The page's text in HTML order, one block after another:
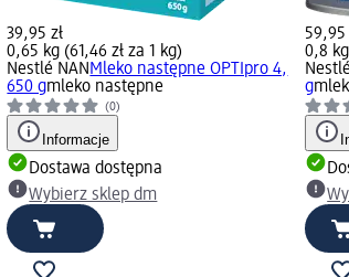
39,95 zł
0,65 kg (61,46 zł za 1 kg)
Nestlé NAN Mleko następne OPTIpro 4,
650 gmleko następne
(0)
Informacje
Dostawa dostępna
Wybierz sklep dm
59,95
0,8
g